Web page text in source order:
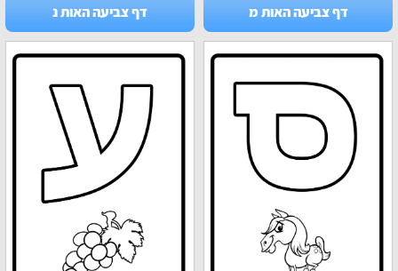
דף צביעה האות מ דף צביעה האות נ